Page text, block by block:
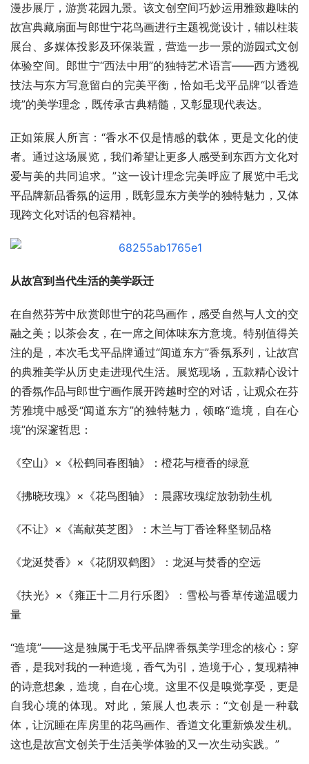
漫步展厅，游赏花园九景。该文创空间巧妙运用雅致趣味的
故宫典藏扇面与郎世宁花鸟画进行主题视觉设计，辅以柱装
展台、多媒体投影及环保装置，营造一步一景的游园式文创
体验空间。郎世宁“西法中用”的独特艺术语言——西方透视
技法与东方写意留白的完美平衡，恰如毛戈平品牌“以香造
境”的美学理念，既传承古典精髓，又彰显现代表达。
正如策展人所言：“香水不仅是情感的载体，更是文化的使
者。通过这场展览，我们希望让更多人感受到东西方文化对
爱与美的共同追求。”这一设计理念完美呼应了展览中毛戈
平品牌新品香氛的运用，既彰显东方美学的独特魅力，又体
现跨文化对话的包容精神。
从故宫到当代生活的美学跃迁
在自然芬芳中欣赏郎世宁的花鸟画作，感受自然与人文的交
融之美；以茶会友，在一席之间体味东方意境。特别值得关
注的是，本次毛戈平品牌通过“闻道东方”香氛系列，让故宫
的典雅美学从历史走进现代生活。展览现场，五款精心设计
的香氛作品与郎世宁画作展开跨越时空的对话，让观众在芬
芳雅境中感受“闻道东方”的独特魅力，领略“造境，自在心
境”的深邃哲思：
《空山》×《松鹤同春图轴》：橙花与檀香的绿意
《拂晓玫瑰》×《花鸟图轴》：晨露玫瑰绽放勃勃生机
《不让》×《嵩献英芝图》：木兰与丁香诠释坚韧品格
《龙涎焚香》×《花阴双鹤图》：龙涎与焚香的空远
《扶光》×《雍正十二月行乐图》：雪松与香草传递温暖力
量
“造境”——这是独属于毛戈平品牌香氛美学理念的核心：穿
香，是我对我的一种造境，香气为引，造境于心，复现精神
的诗意想象，造境，自在心境。这里不仅是嗅觉享受，更是
自我心境的体现。对此，策展人也表示：“文创是一种载
体，让沉睡在库房里的花鸟画作、香道文化重新焕发生机。
这也是故宫文创关于生活美学体验的又一次生动实践。”